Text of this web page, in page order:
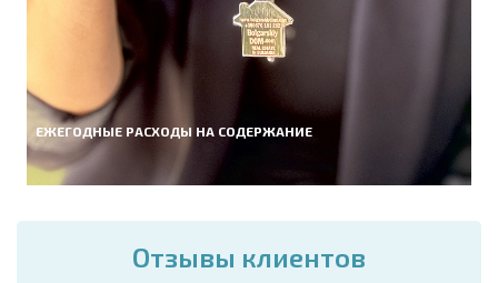
ЕЖЕГОДНЫЕ РАСХОДЫ НА СОДЕРЖАНИЕ
Отзывы клиентов